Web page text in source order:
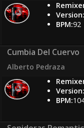
Version:
BPM:92
Cumbia Del Cuervo
Alberto Pedraza
Version:
BPM: